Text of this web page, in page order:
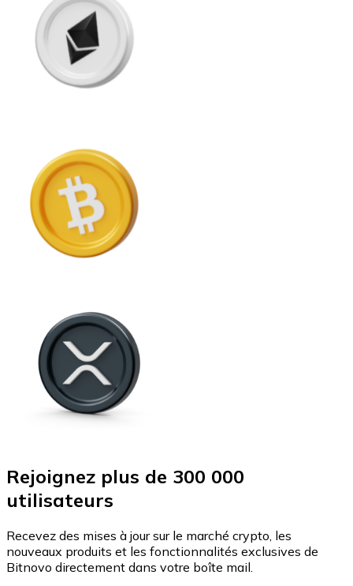
Rejoignez plus de 300 000
utilisateurs
Recevez des mises à jour sur le marché crypto, les
nouveaux produits et les fonctionnalités exclusives de
Bitnovo directement dans votre boîte mail.